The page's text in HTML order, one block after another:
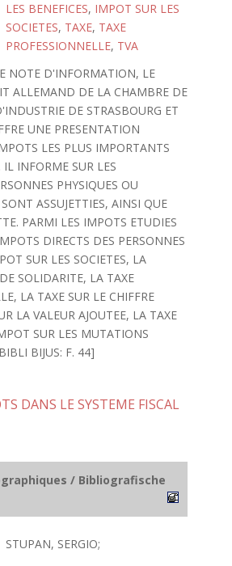
LES BENEFICES, IMPOT SUR LES
SOCIETES, TAXE, TAXE
PROFESSIONNELLE, TVA
NOTE D'INFORMATION, LE
ALLEMAND DE LA CHAMBRE DE
DE STRASBOURG ET
UNE PRESENTATION
LES PLUS IMPORTANTS
INFORME SUR LES
PHYSIQUES OU
ASSUJETTIES, AINSI QUE
PARMI LES IMPOTS ETUDIES
DIRECTS DES PERSONNES
SUR LES SOCIETES, LA
SOLIDARITE, LA TAXE
LA TAXE SUR LE CHIFFRE
LA VALEUR AJOUTEE, LA TAXE
SUR LES MUTATIONS
BIJUS: F. 44]
DANS LE SYSTEME FISCAL
/ Bibliografische
STUPAN, SERGIO;